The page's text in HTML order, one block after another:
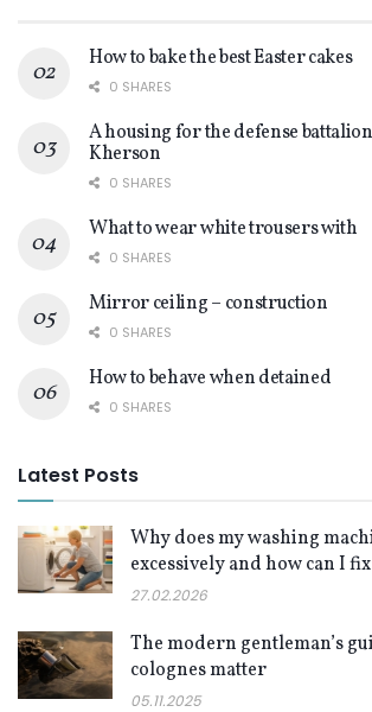
How to bake the best Easter cakes
0 SHARES
A housing for the defense
Kherson
0 SHARES
What to wear white trousers with
0 SHARES
Mirror ceiling – construction
0 SHARES
How to behave when detained
0 SHARES
Latest Posts
Why does my washing
excessively and how can I
27.02.2026
The modern gentleman’s
colognes matter
05.11.2025